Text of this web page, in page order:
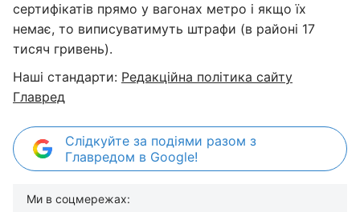
сертифікатів прямо у вагонах метро і якщо їх
немає, то виписуватимуть штрафи (в районі 17
тисяч гривень).
Наші стандарти: Редакційна політика сайту
Главред
Слідкуйте за подіями разом з
Главредом в Google!
Ми в соцмережах: